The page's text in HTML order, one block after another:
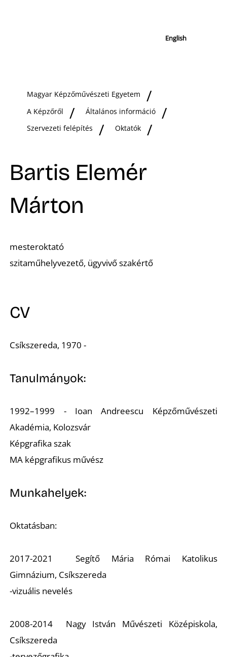
English
Magyar Képzőművészeti Egyetem
A Képzőről
Általános információ
Szervezeti felépítés
Oktatók
Bartis Elemér
Márton
mesteroktató
szitaműhelyvezető, ügyvivő szakértő
CV
Csíkszereda, 1970 -
Tanulmányok:
1992–1999 - Ioan Andreescu Képzőművészeti
Akadémia, Kolozsvár
Képgrafika szak
MA képgrafikus művész
Munkahelyek:
Oktatásban:
2017-2021 Segítő Mária Római Katolikus
Gimnázium, Csíkszereda
-vizuális nevelés
2008-2014 Nagy István Művészeti Középiskola,
Csíkszereda